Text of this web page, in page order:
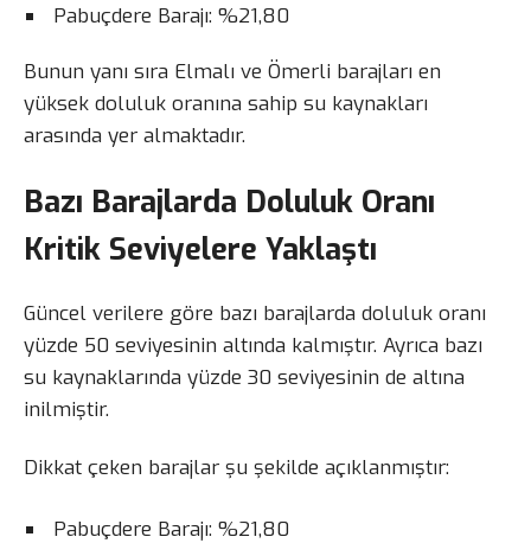
Pabuçdere Barajı: %21,80
Bunun yanı sıra Elmalı ve Ömerli barajları en
yüksek doluluk oranına sahip su kaynakları
arasında yer almaktadır.
Bazı Barajlarda Doluluk Oranı
Kritik Seviyelere Yaklaştı
Güncel verilere göre bazı barajlarda doluluk oranı
yüzde 50 seviyesinin altında kalmıştır. Ayrıca bazı
su kaynaklarında yüzde 30 seviyesinin de altına
inilmiştir.
Dikkat çeken barajlar şu şekilde açıklanmıştır:
Pabuçdere Barajı: %21,80